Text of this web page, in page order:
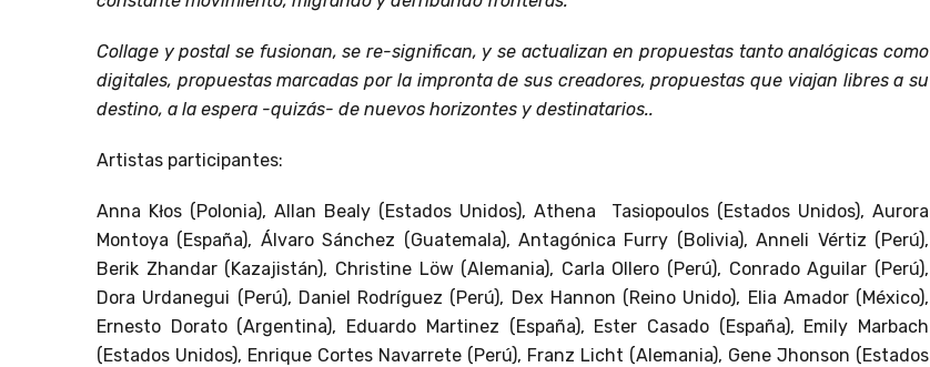
Collage y postal se fusionan, se re-significan, y se actualizan en propuestas tanto analógicas como
digitales, propuestas marcadas por la impronta de sus creadores, propuestas que viajan libres a su
destino, a la espera -quizás- de nuevos horizontes y destinatarios..
Artistas participantes:
Anna Kłos (Polonia), Allan Bealy (Estados Unidos), Athena Tasiopoulos (Estados Unidos), Aurora
Montoya (España), Álvaro Sánchez (Guatemala), Antagónica Furry (Bolivia), Anneli Vértiz (Perú),
Berik Zhandar (Kazajistán), Christine Löw (Alemania), Carla Ollero (Perú), Conrado Aguilar (Perú),
Dora Urdanegui (Perú), Daniel Rodríguez (Perú), Dex Hannon (Reino Unido), Elia Amador (México),
Ernesto Dorato (Argentina), Eduardo Martinez (España), Ester Casado (España), Emily Marbach
(Estados Unidos), Enrique Cortes Navarrete (Perú), Franz Licht (Alemania), Gene Jhonson (Estados